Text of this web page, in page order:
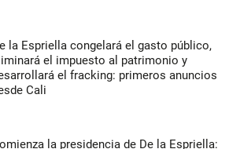
la Espriella congelará el gasto público,
el impuesto al patrimonio y
el fracking: primeros anuncios
Cali
la presidencia de De la Espriella: